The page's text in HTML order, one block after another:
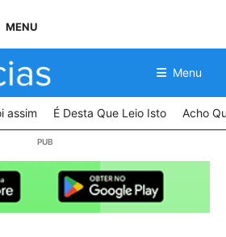
MENU
Menu
assim É Desta Que Leio Isto Acho